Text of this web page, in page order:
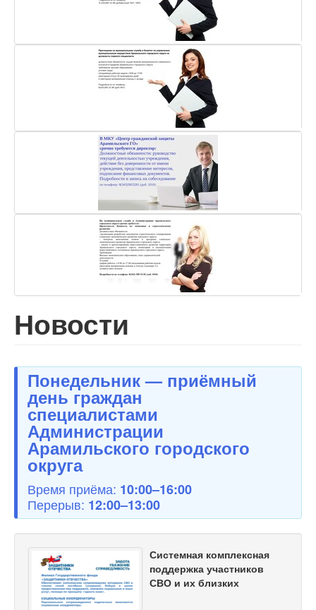
Новости
Понедельник — приёмный
день граждан
специалистами
Администрации
Арамильского городского
округа
Время приёма: 10:00–16:00
Перерыв: 12:00–13:00
Системная комплексная
поддержка участников
СВО и их близких